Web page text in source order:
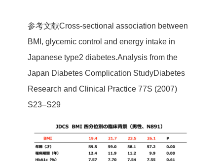
参考文献Cross-sectional association between
BMI, glycemic control and energy intake in
Japanese type2 diabetes.Analysis from the
Japan Diabetes Complication StudyDiabetes
Research and Clinical Practice 77S (2007)
S23–S29